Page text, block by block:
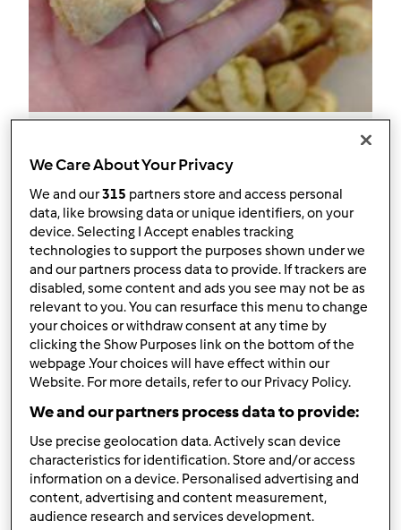
Limuniddi calabresi
wenceslau
facile
We Care About Your Privacy
We and our315 partners store and access personal
data, like browsing data or unique identifiers, on your
device. Selecting I Accept enables tracking
technologies to support the purposes shown under we
and our partners process data to provide. If trackers are
disabled, some content and ads you see may not be as
relevant to you. You can resurface this menu to change
your choices or withdraw consent at any time by
clicking the Show Purposes link on the bottom of the
webpage .Your choices will have effect within our
Website. For more details, refer to our Privacy Policy.
We and our partners process data to provide:
Use precise geolocation data. Actively scan device
characteristics for identification. Store and/or access
information on a device. Personalised advertising and
content, advertising and content measurement,
audience research and services development.